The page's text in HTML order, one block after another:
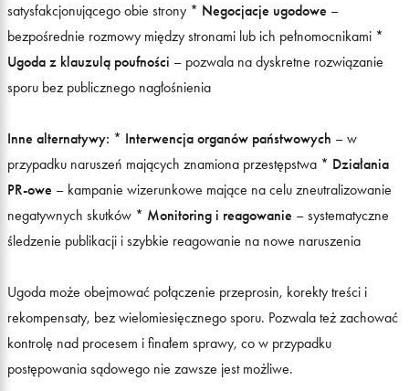
satysfakcjonującego obie strony * Negocjacje ugodowe –
bezpośrednie rozmowy między stronami lub ich pełnomocnikami *
Ugoda z klauzulą poufności – pozwala na dyskretne rozwiązanie
sporu bez publicznego nagłośnienia
Inne alternatywy: * Interwencja organów państwowych – w
przypadku naruszeń mających znamiona przestępstwa * Działania
PR-owe – kampanie wizerunkowe mające na celu zneutralizowanie
negatywnych skutków * Monitoring i reagowanie – systematyczne
śledzenie publikacji i szybkie reagowanie na nowe naruszenia
Ugoda może obejmować połączenie przeprosin, korekty treści i
rekompensaty, bez wielomiesięcznego sporu. Pozwala też zachować
kontrolę nad procesem i finałem sprawy, co w przypadku
postępowania sądowego nie zawsze jest możliwe.